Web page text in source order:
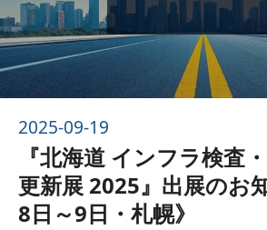
2025-09-19
『北海道 インフラ検査
更新展 2025』出展のお
8日～9日・札幌》